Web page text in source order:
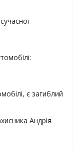
є загиблий
Андрія